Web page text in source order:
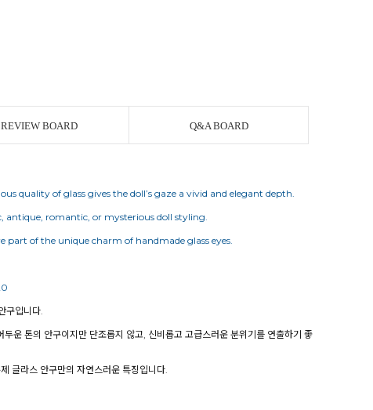
REVIEW BOARD Q&A BOARD
quality of glass gives the doll’s gaze a vivid and elegant depth.
antique, romantic, or mysterious doll styling.
part of the unique charm of handmade glass eyes.
구입니다.
운 톤의 안구이지만 단조롭지 않고, 신비롭고 고급스러운 분위기를 연출하기 좋
글라스 안구만의 자연스러운 특징입니다.